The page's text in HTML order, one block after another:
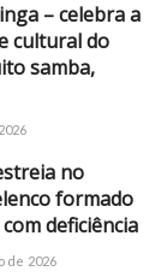
– celebra a
cultural do
samba,
no
formado
deficiência
de 2026